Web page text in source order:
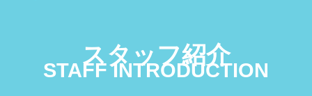
スタッフ紹介
STAFF INTRODUCTION